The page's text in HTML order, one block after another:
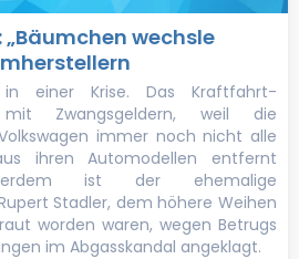
wechsle
einer Krise. Das Kraftfahrt-
Zwangsgeldern, weil die
immer noch nicht alle
ihren Automodellen entfernt
ist der ehemalige
Stadler, dem höhere Weihen
worden waren, wegen Betrugs
im Abgasskandal angeklagt.